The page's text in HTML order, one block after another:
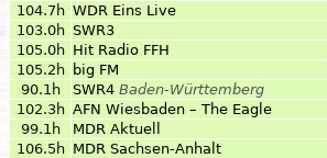
104.7h WDR Eins Live
103.0h SWR3
105.0h Hit Radio FFH
105.2h
big FM
90.1h
SWR4 Baden-Württemberg
102.3h AFN Wiesbaden – The Eagle
99.1h
MDR Aktuell
106.5h MDR Sachsen-Anhalt